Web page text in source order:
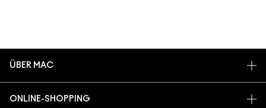
ÜBER MAC
UNSERE ARTISTS
ONLINE-SHOPPING